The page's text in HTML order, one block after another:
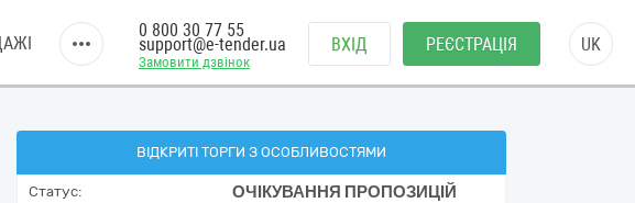
Замовити дзвінок
0 800 30 77 55
support@e-tender.ua ВХІД РЕЄСТРАЦІЯ UK
ВІДКРИТІ ТОРГИ З ОСОБЛИВОСТЯМИ
Статус: ОЧІКУВАННЯ ПРОПОЗИЦІЙ